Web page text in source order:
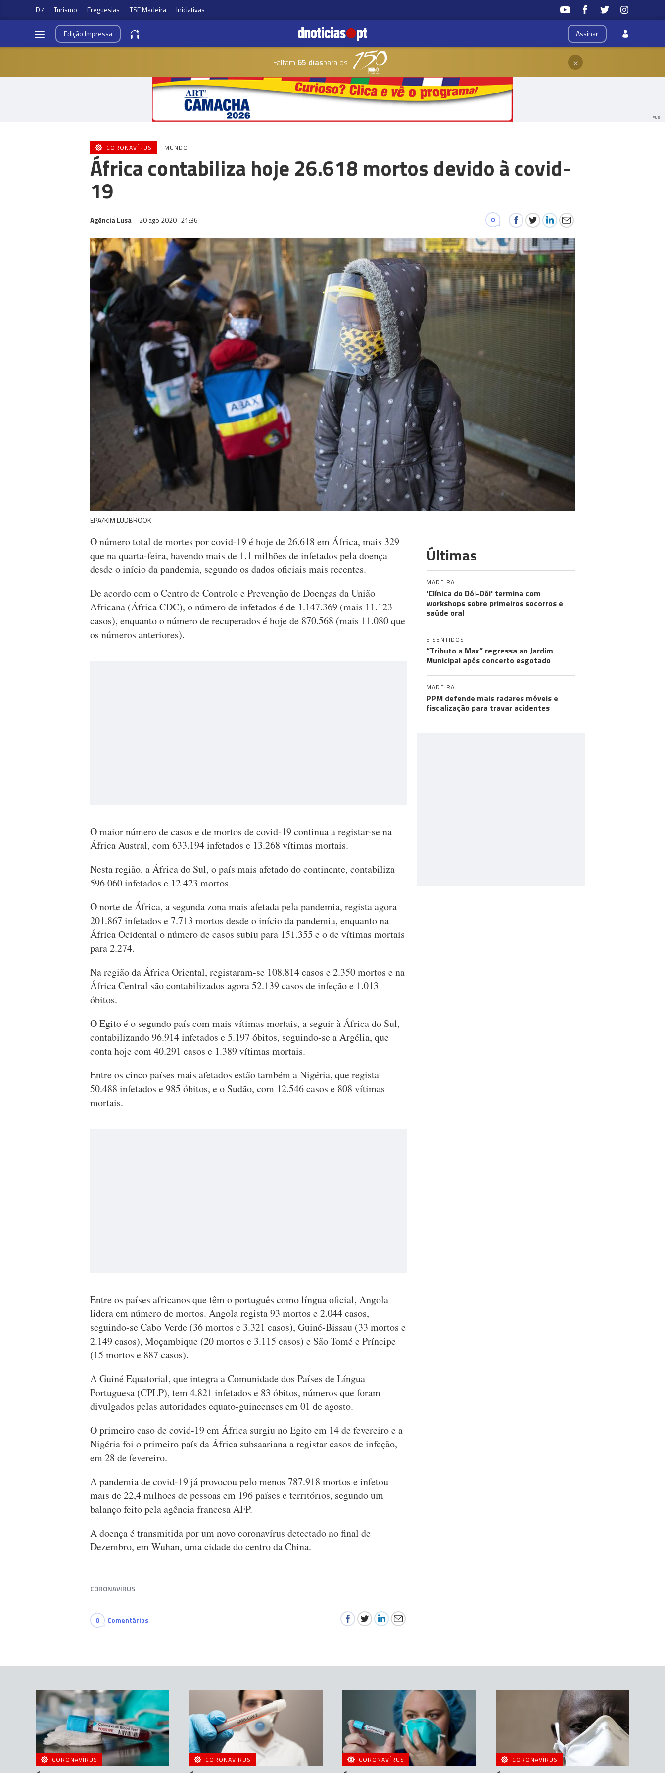
D7 Turismo Freguesias TSF Madeira Iniciativas
Assinar
EdiçãoImpressa
Faltam 65 diaspara os ×
PUB
CORONAVÍRUS MUNDO
África contabiliza hoje 26.618 mortos devido à covid-
19
Agência Lusa 20 ago 2020 21:36 0
EPA/KIM LUDBROOK
O número total de mortes por covid-19 é hoje de 26.618 em África, mais 329
que na quarta-feira, havendo mais de 1,1 milhões de infetados pela doença
desde o início da pandemia, segundo os dados oficiais mais recentes.
De acordo com o Centro de Controlo e Prevenção de Doenças da União
Africana (África CDC), o número de infetados é de 1.147.369 (mais 11.123
casos), enquanto o número de recuperados é hoje de 870.568 (mais 11.080 que
os números anteriores).
O maior número de casos e de mortos de covid-19 continua a registar-se na
África Austral, com 633.194 infetados e 13.268 vítimas mortais.
Nesta região, a África do Sul, o país mais afetado do continente, contabiliza
596.060 infetados e 12.423 mortos.
O norte de África, a segunda zona mais afetada pela pandemia, regista agora
201.867 infetados e 7.713 mortos desde o início da pandemia, enquanto na
África Ocidental o número de casos subiu para 151.355 e o de vítimas mortais
para 2.274.
Na região da África Oriental, registaram-se 108.814 casos e 2.350 mortos e na
África Central são contabilizados agora 52.139 casos de infeção e 1.013
óbitos.
O Egito é o segundo país com mais vítimas mortais, a seguir à África do Sul,
contabilizando 96.914 infetados e 5.197 óbitos, seguindo-se a Argélia, que
conta hoje com 40.291 casos e 1.389 vítimas mortais.
Entre os cinco países mais afetados estão também a Nigéria, que regista
50.488 infetados e 985 óbitos, e o Sudão, com 12.546 casos e 808 vítimas
mortais.
Entre os países africanos que têm o português como língua oficial, Angola
lidera em número de mortos. Angola regista 93 mortos e 2.044 casos,
seguindo-se Cabo Verde (36 mortos e 3.321 casos), Guiné-Bissau (33 mortos e
2.149 casos), Moçambique (20 mortos e 3.115 casos) e São Tomé e Príncipe
(15 mortos e 887 casos).
A Guiné Equatorial, que integra a Comunidade dos Países de Língua
Portuguesa (CPLP), tem 4.821 infetados e 83 óbitos, números que foram
divulgados pelas autoridades equato-guineenses em 01 de agosto.
O primeiro caso de covid-19 em África surgiu no Egito em 14 de fevereiro e a
Nigéria foi o primeiro país da África subsaariana a registar casos de infeção,
em 28 de fevereiro.
A pandemia de covid-19 já provocou pelo menos 787.918 mortos e infetou
mais de 22,4 milhões de pessoas em 196 países e territórios, segundo um
balanço feito pela agência francesa AFP.
A doença é transmitida por um novo coronavírus detectado no final de
Dezembro, em Wuhan, uma cidade do centro da China.
CORONAVÍRUS
0 Comentários
Últimas
MADEIRA
'Clínica do Dói-Dói' termina com
workshops sobre primeiros socorros e
saúde oral
5 SENTIDOS
“Tributo a Max” regressa ao Jardim
Municipal após concerto esgotado
MADEIRA
PPM defende mais radares móveis e
fiscalização para travar acidentes
CORONAVÍRUS CORONAVÍRUS CORONAVÍRUS CORONAVÍRUS